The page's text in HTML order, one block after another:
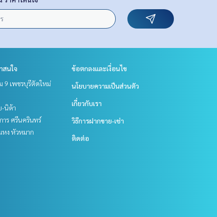
สนใจ
9 เพชรบุรีตัดใหม่
-นิด้า
ร ศรีนครินทร์
หง หัวหมาก
ข้อตกลงและเงื่อนไข
นโยบายความเป็นส่วนตัว
เกี่ยวกับเรา
วิธีการฝากขาย-เช่า
ติดต่อ